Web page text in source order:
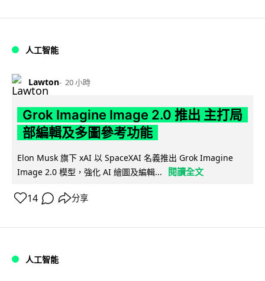
人工智能
Lawton 20 小時
Grok Imagine Image 2.0 推出 主打局
部編輯及多圖參考功能
Elon Musk 旗下 xAI 以 SpaceXAI 名義推出 Grok Imagine
Image 2.0 模型，強化 AI 繪圖及編輯...
閱讀全文
14 分享
人工智能